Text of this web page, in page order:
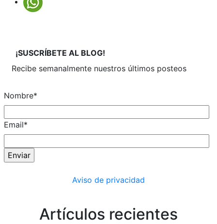
¡SUSCRÍBETE AL BLOG!
Recibe semanalmente nuestros últimos posteos
Nombre*
Email*
Aviso de privacidad
Artículos recientes